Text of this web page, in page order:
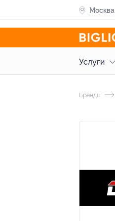
Москва
Услуги
Бренды